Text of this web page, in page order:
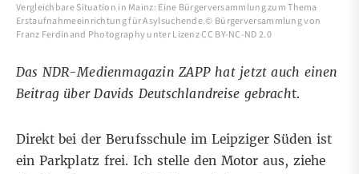
Vergleichbare Situation in Mainz: Eine Bürgerversammlung zum Thema
Erstaufnahmeeinrichtung für Asylsuchende.© Bürgerversammlungvon
Franz Ferdinand PhotographyunterLizenz CC BY-NC-ND 2.0
Das NDR-Medienmagazin ZAPP hat jetzt auch einen
Beitragüber Davids Deutschlandreise gebracht.
Direkt bei der Berufsschule im Leipziger Süden ist
ein Parkplatz frei. Ich stelle den Motor aus, ziehe